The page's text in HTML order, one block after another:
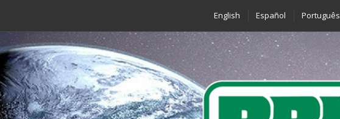
English Español Português